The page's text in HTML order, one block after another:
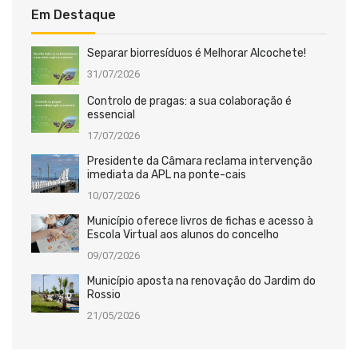
Em Destaque
Separar biorresíduos é Melhorar Alcochete!
31/07/2026
Controlo de pragas: a sua colaboração é
essencial
17/07/2026
Presidente da Câmara reclama intervenção
imediata da APL na ponte-cais
10/07/2026
Município oferece livros de fichas e acesso à
Escola Virtual aos alunos do concelho
09/07/2026
Município aposta na renovação do Jardim do
Rossio
21/05/2026